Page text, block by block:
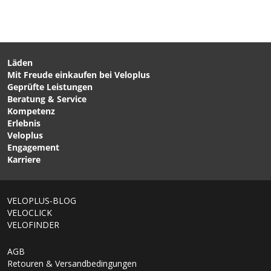
CHF 699.00
PowerTube-Akku 500Wh,
Vertical von BOSCH
CHF 999.00
Läden
Mit Freude einkaufen bei Veloplus
Geprüfte Leistungen
Beratung & Service
Kompetenz
Erlebnis
Veloplus
Engagement
Karriere
VELOPLUS-BLOG
VELOCLICK
VELOFINDER
AGB
Retouren & Versandbedingungen